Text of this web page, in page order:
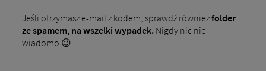
Jeśli otrzymasz e-mail z kodem, sprawdź równieżfolder
ze spamem, na wszelki wypadek.Nigdy nic nie
wiadomo 😉